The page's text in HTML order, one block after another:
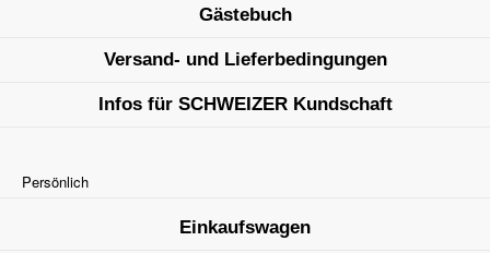
Gästebuch
Versand- und Lieferbedingungen
Infos für SCHWEIZER Kundschaft
Persönlich
Einkaufswagen